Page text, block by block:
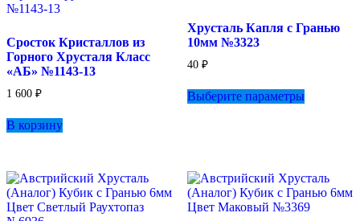
Сросток Кристаллов из
Горного Хрусталя Класс
«АБ» №1143-13
1 600 ₽
В корзину
Хрусталь Капля с Гранью
10мм №3323
40 ₽
Выберите параметрытовар
выбрать
на
странице